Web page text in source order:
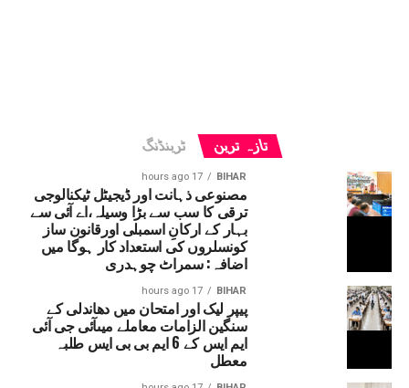
تازہ ترین ٹرینڈنگ
BIHAR
17 hours ago
مصنوعی ذہانت اور ڈیجیٹل ٹیکنالوجی
ترقی کا سب سے بڑا وسیلہ،اے آئی سے
بہار کے ارکانِ اسمبلی اورقانون ساز
کونسلروں کی استعداد کار ہوگا میں
اضافہ: سمراٹ چوہدری
BIHAR
17 hours ago
پیپر لیک اور امتحان میں دھاندلی کے
سنگین الزامات معاملے میںآئی جی آئی
ایم ایس کے 6 ایم بی بی ایس طلبہ
معطل